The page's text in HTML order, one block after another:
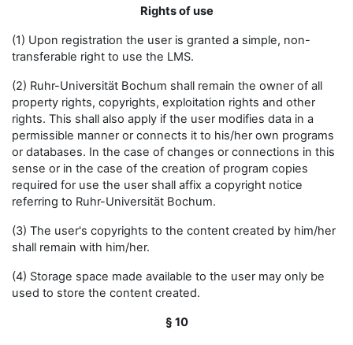
Rights of use
(1) Upon registration the user is granted a simple, non-
transferable right to use the LMS.
(2) Ruhr-Universität Bochum shall remain the owner of all
property rights, copyrights, exploitation rights and other
rights. This shall also apply if the user modifies data in a
permissible manner or connects it to his/her own programs
or databases. In the case of changes or connections in this
sense or in the case of the creation of program copies
required for use the user shall affix a copyright notice
referring to Ruhr-Universität Bochum.
(3) The user's copyrights to the content created by him/her
shall remain with him/her.
(4) Storage space made available to the user may only be
used to store the content created.
§ 10